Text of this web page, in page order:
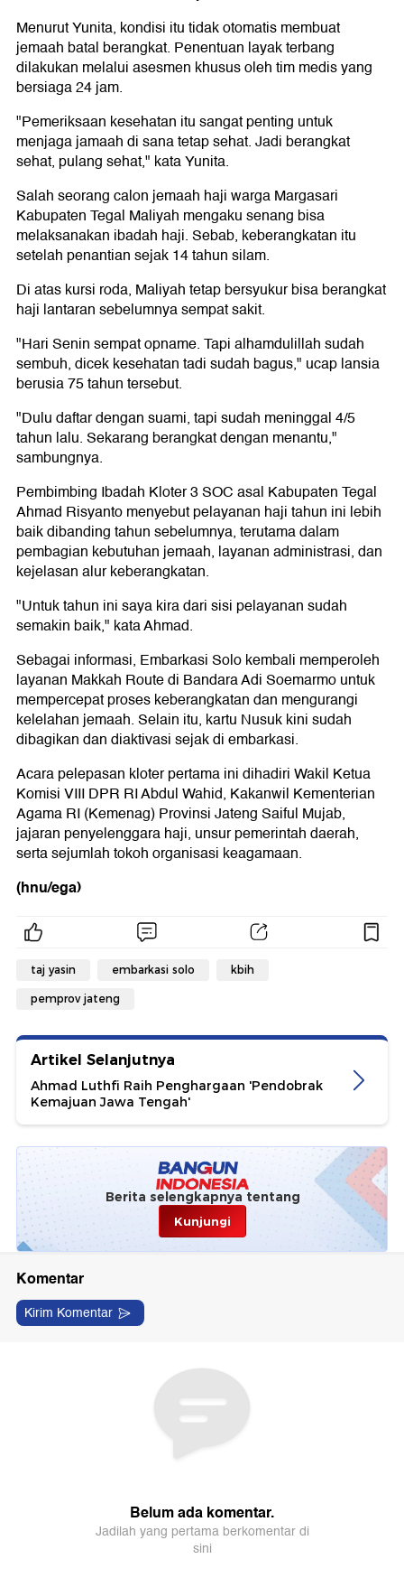
Menurut Yunita, kondisi itu tidak otomatis membuat
jemaah batal berangkat. Penentuan layak terbang
dilakukan melalui asesmen khusus oleh tim medis yang
bersiaga 24 jam.
"Pemeriksaan kesehatan itu sangat penting untuk
menjaga jamaah di sana tetap sehat. Jadi berangkat
sehat, pulang sehat," kata Yunita.
Salah seorang calon jemaah haji warga Margasari
Kabupaten Tegal Maliyah mengaku senang bisa
melaksanakan ibadah haji. Sebab, keberangkatan itu
setelah penantian sejak 14 tahun silam.
Di atas kursi roda, Maliyah tetap bersyukur bisa berangkat
haji lantaran sebelumnya sempat sakit.
"Hari Senin sempat opname. Tapi alhamdulillah sudah
sembuh, dicek kesehatan tadi sudah bagus," ucap lansia
berusia 75 tahun tersebut.
"Dulu daftar dengan suami, tapi sudah meninggal 4/5
tahun lalu. Sekarang berangkat dengan menantu,"
sambungnya.
Pembimbing Ibadah Kloter 3 SOC asal Kabupaten Tegal
Ahmad Risyanto menyebut pelayanan haji tahun ini lebih
baik dibanding tahun sebelumnya, terutama dalam
pembagian kebutuhan jemaah, layanan administrasi, dan
kejelasan alur keberangkatan.
"Untuk tahun ini saya kira dari sisi pelayanan sudah
semakin baik," kata Ahmad.
Sebagai informasi, Embarkasi Solo kembali memperoleh
layanan Makkah Route di Bandara Adi Soemarmo untuk
mempercepat proses keberangkatan dan mengurangi
kelelahan jemaah. Selain itu, kartu Nusuk kini sudah
dibagikan dan diaktivasi sejak di embarkasi.
Acara pelepasan kloter pertama ini dihadiri Wakil Ketua
Komisi VIII DPR RI Abdul Wahid, Kakanwil Kementerian
Agama RI (Kemenag) Provinsi Jateng Saiful Mujab,
jajaran penyelenggara haji, unsur pemerintah daerah,
serta sejumlah tokoh organisasi keagamaan.
(hnu/ega)
taj yasin embarkasi solo kbih
pemprov jateng
Artikel Selanjutnya
Ahmad Luthfi Raih Penghargaan 'Pendobrak
Kemajuan Jawa Tengah'
Berita selengkapnya tentang
Kunjungi